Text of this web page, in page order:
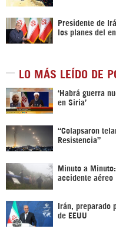
Presidente de
los planes del
LO MÁS LEÍDO DE
‎‘Habrá guerra
en Siria’‎
“Colapsaron
Resistencia”
Minuto a
accidente aéreo
Irán, preparado
de EEUU